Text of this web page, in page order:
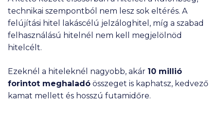
amely vonatkozásában felelősségünket kizárjuk. További
részletek az Ügyféltájékoztatónkban ( ITT ), valamint a
hitelintézetek weboldalán vagy azok ügyfélszolgálatain
tekinthetők meg.
Ezeknek a bankoknak a termékeit nem jelenítjük meg a
Bank, Duna Takarék Bank, ING, KDB Bank, Merkantil Bank,
Nem találtad meg, amit kerestél? Nézd meg agyakran
ismételt kérdéseket is!
technikai szempontból nem lesz sok eltérés. A
felújítási hitel lakáscélú jelzáloghitel, míg a szabad
felhasználású hitelnél nem kell megjelölnöd
hitelcélt.
Ezeknél a hiteleknél nagyobb, akár 10 millió
forintot meghaladó összeget is kaphatsz, kedvező
kamat mellett és hosszú futamidőre.